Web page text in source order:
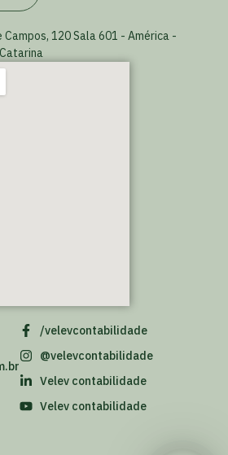
Campos, 120 Sala 601 - América -
/velevcontabilidade
@velevcontabilidade
Velev contabilidade
Velev contabilidade